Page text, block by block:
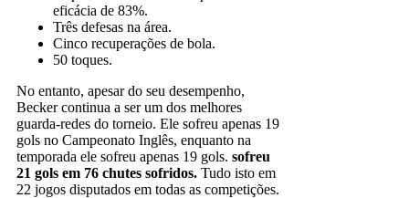
eficácia de 83%.
Três defesas na área.
Cinco recuperações de bola.
50 toques.
No entanto, apesar do seu desempenho,
Becker continua a ser um dos melhores
guarda-redes do torneio. Ele sofreu apenas 19
gols no Campeonato Inglês, enquanto na
temporada ele sofreu apenas 19 gols. sofreu
21 gols em 76 chutes sofridos. Tudo isto em
22 jogos disputados em todas as competições.